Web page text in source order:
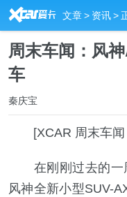
R 文章> 资讯>
周末车闻：风
车
秦庆宝
[XCAR 周末车闻
在刚刚过去的一
风神全新小型SUV-